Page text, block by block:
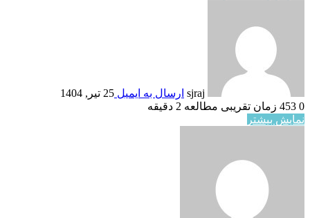
sjraj ارسال به ایمیل 25 تیر, 1404
0
زمان تقریبی مطالعه 2 دقیقه
نمایش بیشتر